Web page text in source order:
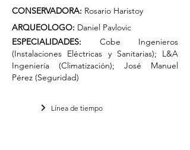
CONSERVADORA: Rosario Haristoy
ARQUEOLOGO: Daniel Pavlovic
ESPECIALIDADES: Cobe Ingenieros
(Instalaciones Eléctricas y Sanitarias); L&A
Ingeniería (Climatización); José Manuel
Pérez (Seguridad)
Línea de tiempo